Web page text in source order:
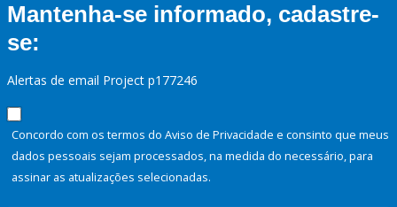
Mantenha-se informado, cadastre-
se:
Alertas de email Project p177246
Concordo com os termos do Aviso de Privacidade e consinto que meus
dados pessoais sejam processados, na medida do necessário, para
assinar as atualizações selecionadas.